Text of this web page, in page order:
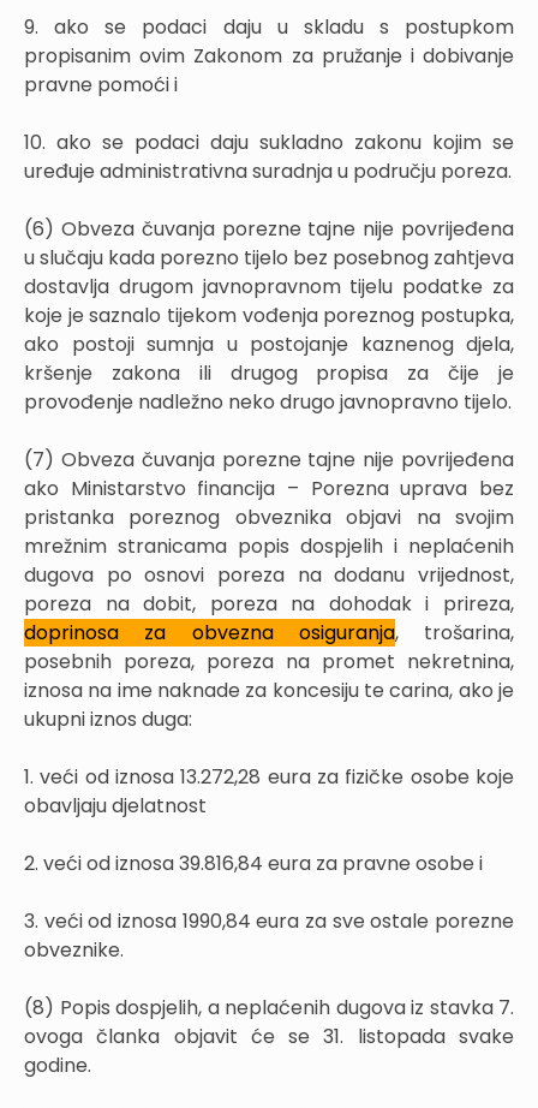
9. ako se podaci daju u skladu s postupkom
propisanim ovim Zakonom za pružanje i dobivanje
pravne pomoći i
10. ako se podaci daju sukladno zakonu kojim se
uređuje administrativna suradnja u području poreza.
(6) Obveza čuvanja porezne tajne nije povrijeđena
u slučaju kada porezno tijelo bez posebnog zahtjeva
dostavlja drugom javnopravnom tijelu podatke za
koje je saznalo tijekom vođenja poreznog postupka,
ako postoji sumnja u postojanje kaznenog djela,
kršenje zakona ili drugog propisa za čije je
provođenje nadležno neko drugo javnopravno tijelo.
(7) Obveza čuvanja porezne tajne nije povrijeđena
ako Ministarstvo financija – Porezna uprava bez
pristanka poreznog obveznika objavi na svojim
mrežnim stranicama popis dospjelih i neplaćenih
dugova po osnovi poreza na dodanu vrijednost,
poreza na dobit, poreza na dohodak i prireza,
doprinosa za obvezna osiguranja, trošarina,
posebnih poreza, poreza na promet nekretnina,
iznosa na ime naknade za koncesiju te carina, ako je
ukupni iznos duga:
1. veći od iznosa 13.272,28 eura za fizičke osobe koje
obavljaju djelatnost
2. veći od iznosa 39.816,84 eura za pravne osobe i
3. veći od iznosa 1990,84 eura za sve ostale porezne
obveznike.
(8) Popis dospjelih, a neplaćenih dugova iz stavka 7.
ovoga članka objavit će se 31. listopada svake
godine.